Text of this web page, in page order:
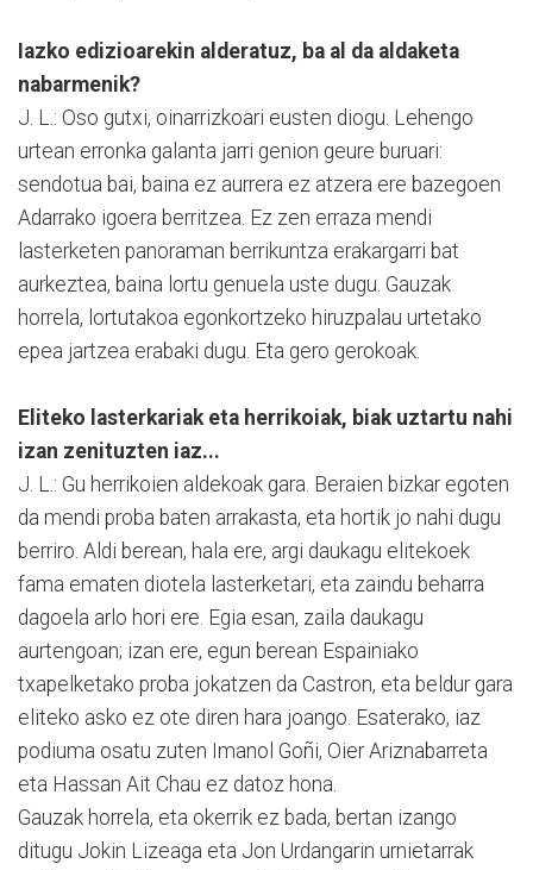
Iazko edizioarekin alderatuz, ba al da aldaketa
nabarmenik?
J. L.: Oso gutxi, oinarrizkoari eusten diogu. Lehengo
urtean erronka galanta jarri genion geure buruari:
sendotua bai, baina ez aurrera ez atzera ere bazegoen
Adarrako igoera berritzea. Ez zen erraza mendi
lasterketen panoraman berrikuntza erakargarri bat
aurkeztea, baina lortu genuela uste dugu. Gauzak
horrela, lortutakoa egonkortzeko hiruzpalau urtetako
epea jartzea erabaki dugu. Eta gero gerokoak.
Eliteko lasterkariak eta herrikoiak, biak uztartu nahi
izan zenituzten iaz...
J. L.: Gu herrikoien aldekoak gara. Beraien bizkar egoten
da mendi proba baten arrakasta, eta hortik jo nahi dugu
berriro. Aldi berean, hala ere, argi daukagu elitekoek
fama ematen diotela lasterketari, eta zaindu beharra
dagoela arlo hori ere. Egia esan, zaila daukagu
aurtengoan; izan ere, egun berean Espainiako
txapelketako proba jokatzen da Castron, eta beldur gara
eliteko asko ez ote diren hara joango. Esaterako, iaz
podiuma osatu zuten Imanol Goñi, Oier Ariznabarreta
eta Hassan Ait Chau ez datoz hona.
Gauzak horrela, eta okerrik ez bada, bertan izango
ditugu Jokin Lizeaga eta Jon Urdangarin urnietarrak